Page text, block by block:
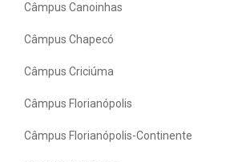
Câmpus Canoinhas
Câmpus Chapecó
Câmpus Criciúma
Câmpus Florianópolis
Câmpus Florianópolis-Continente